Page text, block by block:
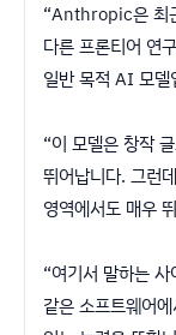
“Anthropic은 최
다른 프론티어 연
일반 목적 AI 모델
“이 모델은 창작
뛰어납니다. 그런
영역에서도 매우
“여기서 말하는
같은 소프트웨어